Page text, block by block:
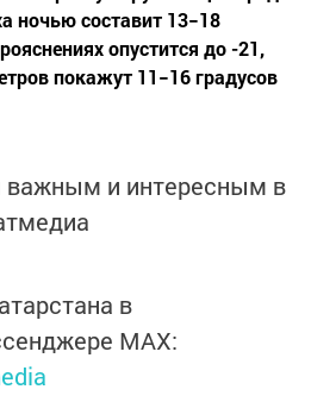
ночью составит 13−18
опустится до -21,
покажут 11−16 градусов
и интересным в
в
MАХ: